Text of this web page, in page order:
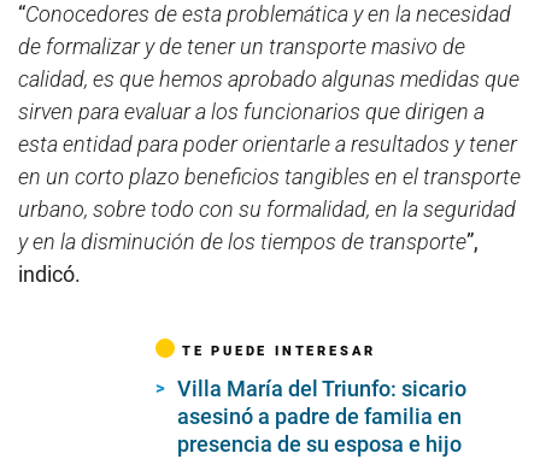
“Conocedores de esta problemática y en la necesidad
de formalizar y de tener un transporte masivo de
calidad, es que hemos aprobado algunas medidas que
sirven para evaluar a los funcionarios que dirigen a
esta entidad para poder orientarle a resultados y tener
en un corto plazo beneficios tangibles en el transporte
urbano, sobre todo con su formalidad, en la seguridad
y en la disminución de los tiempos de transporte”,
indicó.
TE PUEDE INTERESAR
Villa María del Triunfo: sicario
asesinó a padre de familia en
presencia de su esposa e hijo